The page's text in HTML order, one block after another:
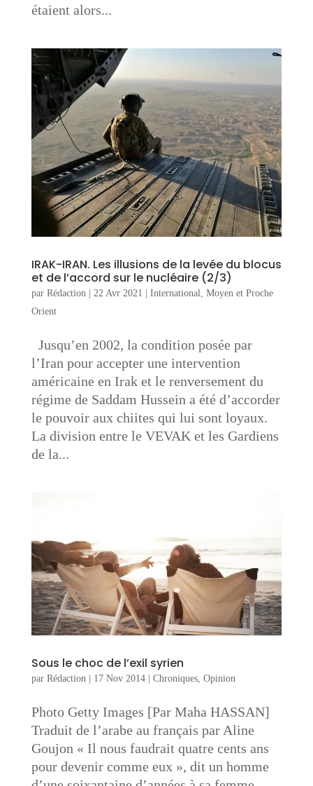
étaient alors...
IRAK-IRAN. Les illusions de la levée du blocus
et de l’accord sur le nucléaire (2/3)
par Rédaction | 22 Avr 2021 | International Moyen et Proche
Orient
Jusqu’en 2002, la condition posée par
l’Iran pour accepter une intervention
américaine en Irak et le renversement du
régime de Saddam Hussein a été d’accorder
le pouvoir aux chiites qui lui sont loyaux.
La division entre le VEVAK et les Gardiens
de la...
Sous le choc de l’exil syrien
par Rédaction 17 Nov 2014| Chroniques, Opinion
Photo Getty Images [Par Maha HASSAN]
Traduit de l’arabe au français par Aline
Goujon « Il nous faudrait quatre cents ans
pour devenir comme eux », dit un homme